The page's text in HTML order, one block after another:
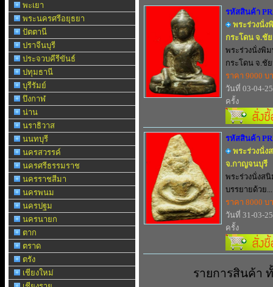
พะเยา
พระนครศรีอยุธยา
ปัตตานี
ปราจีนบุรี
ประจวบคีรีขันธ์
ปทุมธานี
บุรีรัมย์
บึงกาฬ
น่าน
นราธิวาส
นนทบุรี
นครสวรรค์
นครศรีธรรมราช
นครราชสีมา
นครพนม
นครปฐม
นครนายก
ตาก
ตราด
ตรัง
เชียงใหม่
รหัสสินค้า
พระร่วงนั่
กระโดน จ.ชั
พระร่วงนั่งพิ
กระโดน จ.ชั
ราคา 9000 บ
วันที่ 03-04-
ครั้ง
รหัสสินค้า
พระร่วงนั่ง
จ.กาญจนบุรี
พระร่วงนั่งส
บรรยายด้วย...
ราคา 8000 บ
วันที่ 31-03-
ครั้ง
รายการสินค้า